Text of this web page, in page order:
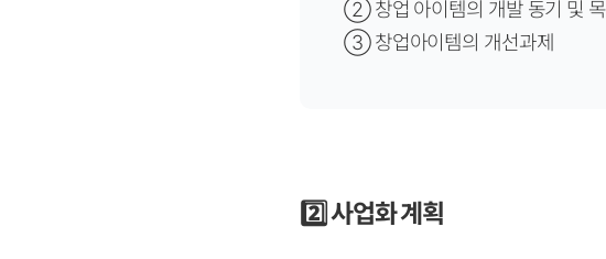
②창업 아이템의 개발 동기 및
③창업아이템의 개선과제
2️⃣ 사업화 계획